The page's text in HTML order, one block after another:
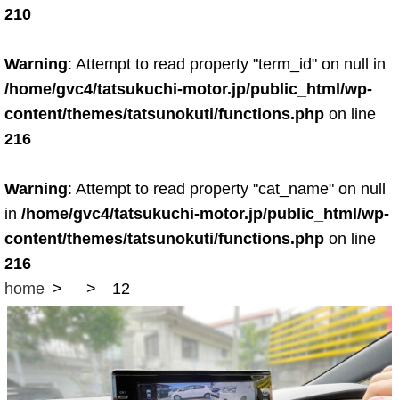
210
Warning: Attempt to read property "term_id" on null in
/home/gvc4/tatsukuchi-motor.jp/public_html/wp-
content/themes/tatsunokuti/functions.php on line
216
Warning: Attempt to read property "cat_name" on null
in /home/gvc4/tatsukuchi-motor.jp/public_html/wp-
content/themes/tatsunokuti/functions.php on line
216
home
12